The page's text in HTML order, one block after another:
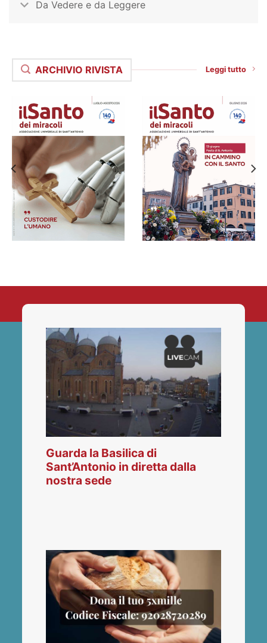
Da Vedere e da Leggere
ARCHIVIO RIVISTA Leggi tutto
Guarda la Basilica di
Sant’Antonio in diretta dalla
nostra sede